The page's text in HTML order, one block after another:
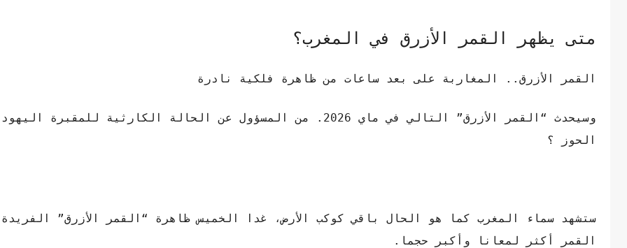
متى يظهر القمر الأزرق في المغرب؟
القمر الأزرق.. المغاربة على بعد ساعات من ظاهرة فلكية نادرة
وسيحدث “القمر الأزرق” التالي في ماي 2026. من المسؤول عن الحالة الكارثية للمقبرة
الحوز ؟
ستشهد سماء المغرب كما هو الحال باقي كوكب الأرض، غدا الخميس ظاهرة “القمر الأزرق”
القمر أكثر لمعانا وأكبر حجما.